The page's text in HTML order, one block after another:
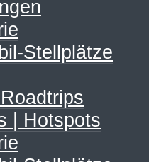
Stellplätze
| Hotspots